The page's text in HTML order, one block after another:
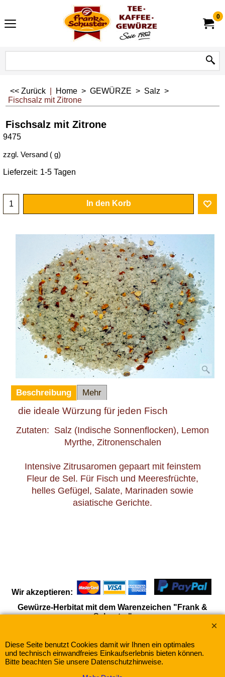
0
<< Zurück Home > GEWÜRZE > Salz >
Fischsalz mit Zitrone
Fischsalz mit Zitrone
9475
zzgl. Versand g
Lieferzeit: 1-5 Tagen
In den Korb
Beschreibung Mehr
die ideale Würzung für jeden Fisch
Zutaten: Salz (Indische Sonnenflocken), Lemon
Myrthe, Zitronenschalen
Intensive Zitrusaromen gepaart mit feinstem
Fleur de Sel. Für Fisch und Meeresfrüchte,
helles Gefügel, Salate, Marinaden sowie
asiatische Gerichte.
Wir akzeptieren:
Gewürze-Herbitat mit dem Warenzeichen "Frank &
Schuster"
WebShop erstellt mit
ShopFactory Shop
Software.
Diese Seite benutzt Cookies damit wir Ihnen ein optimales
und technisch einwandfreies Einkaufserlebnis bieten können.
Bitte beachten Sie unsere Datenschutzhinweise.